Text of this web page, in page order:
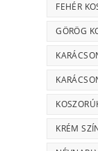
FEHÉR
GÖRÖG
KRÉM